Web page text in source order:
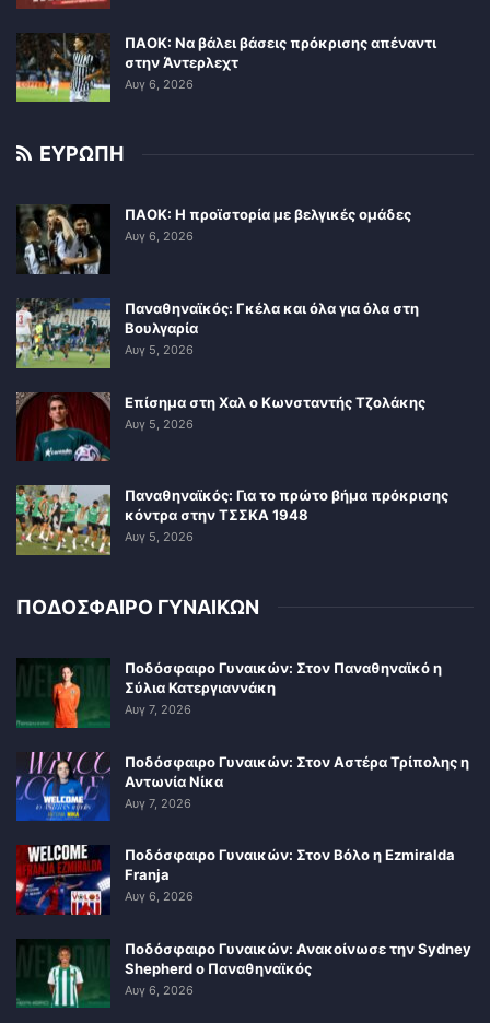
ΠΑΟΚ: Να βάλει βάσεις πρόκρισης απέναντι
στην Άντερλεχτ
Αυγ 6, 2026
ΕΥΡΩΠΗ
ΠΑΟΚ: Η προϊστορία με βελγικές ομάδες
Αυγ 6, 2026
Παναθηναϊκός: Γκέλα και όλα για όλα στη
Βουλγαρία
Αυγ 5, 2026
Επίσημα στη Χαλ ο Κωνσταντής Τζολάκης
Αυγ 5, 2026
Παναθηναϊκός: Για το πρώτο βήμα πρόκρισης
κόντρα στην ΤΣΣΚΑ 1948
Αυγ 5, 2026
ΠΟΔΟΣΦΑΙΡΟ ΓΥΝΑΙΚΩΝ
Ποδόσφαιρο Γυναικών: Στον Παναθηναϊκό η
Σύλια Κατεργιαννάκη
Αυγ 7, 2026
Ποδόσφαιρο Γυναικών: Στον Αστέρα Τρίπολης η
Αντωνία Νίκα
Αυγ 7, 2026
Ποδόσφαιρο Γυναικών: Στον Βόλο η Ezmiralda
Franja
Αυγ 6, 2026
Ποδόσφαιρο Γυναικών: Ανακοίνωσε την Sydney
Shepherd ο Παναθηναϊκός
Αυγ 6, 2026